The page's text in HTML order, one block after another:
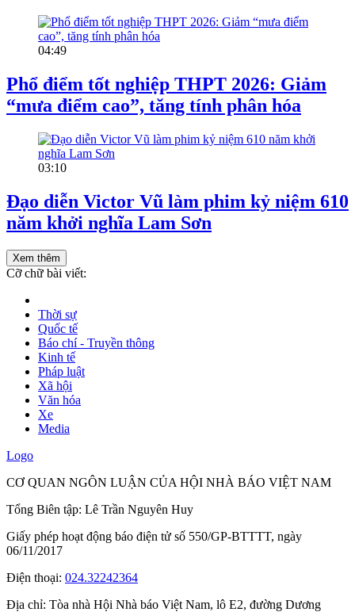
04:49
Phổ điểm tốt nghiệp THPT 2026: Giảm
“mưa điểm cao”, tăng tính phân hóa
03:10
Đạo diễn Victor Vũ làm phim kỷ niệm 610
năm khởi nghĩa Lam Sơn
Xem thêm
Cỡ chữ bài viết:
Thời sự
Quốc tế
Báo chí - Truyền thông
Kinh tế
Pháp luật
Xã hội
Văn hóa
Xe
Media
Logo
CƠ QUAN NGÔN LUẬN CỦA HỘI NHÀ BÁO VIỆT NAM
Tổng Biên tập: Lê Trần Nguyên Huy
Giấy phép hoạt động báo điện tử số 550/GP-BTTTT, ngày
06/11/2017
Điện thoại: 024.32242364
Địa chỉ: Tòa nhà Hội Nhà báo Việt Nam, lô E2, đường Dương